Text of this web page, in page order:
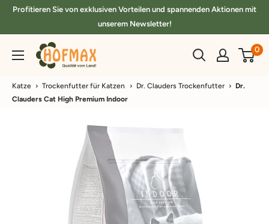
DirektProfitieren Sie von exklusiven Vorteilen und spannenden Aktionen mit
unserem Newsletter!
hofmax.de 0
Katze › Trockenfutter für Katzen › Dr. Clauders Trockenfutter › Dr.
Clauders Cat High Premium Indoor